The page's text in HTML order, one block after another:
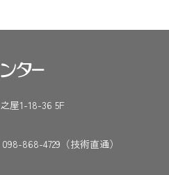
屋1-18-36 5F
868-4729（技術直通）